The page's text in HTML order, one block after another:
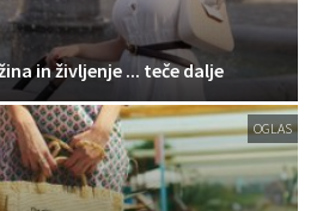
in življenje ... teče dalje
OGLAS